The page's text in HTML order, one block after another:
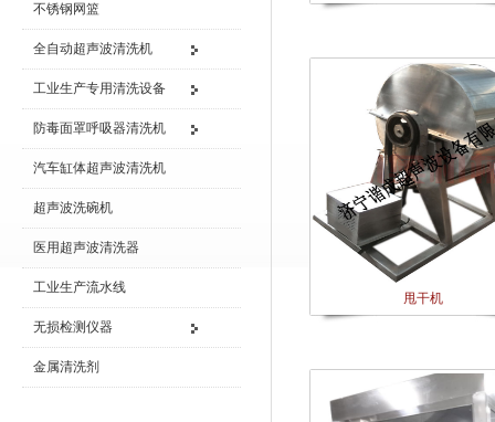
不锈钢网篮
全自动超声波清洗机
工业生产专用清洗设备
防毒面罩呼吸器清洗机
汽车缸体超声波清洗机
超声波洗碗机
医用超声波清洗器
工业生产流水线
无损检测仪器
金属清洗剂
甩干机